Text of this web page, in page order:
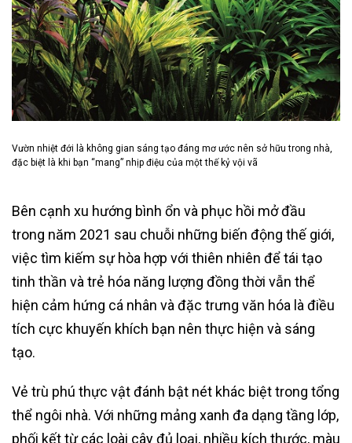
Vườn nhiệt đới là không gian sáng tạo đáng mơ ước nên sở hữu trong nhà,
đặc biệt là khi bạn “mang” nhịp điệu của một thế kỷ vội vã
Bên cạnh xu hướng bình ổn và phục hồi mở đầu
trong năm 2021 sau chuỗi những biến động thế giới,
việc tìm kiếm sự hòa hợp với thiên nhiên để tái tạo
tinh thần và trẻ hóa năng lượng đồng thời vẫn thể
hiện cảm hứng cá nhân và đặc trưng văn hóa là điều
tích cực khuyến khích bạn nên thực hiện và sáng
tạo.
Vẻ trù phú thực vật đánh bật nét khác biệt trong tổng
thể ngôi nhà. Với những mảng xanh đa dạng tầng lớp,
phối kết từ các loài cây đủ loại, nhiều kích thước, màu